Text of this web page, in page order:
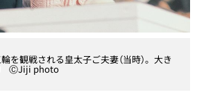
を観戦される皇太子ご夫妻（当時）。大き
ⒸJiji photo